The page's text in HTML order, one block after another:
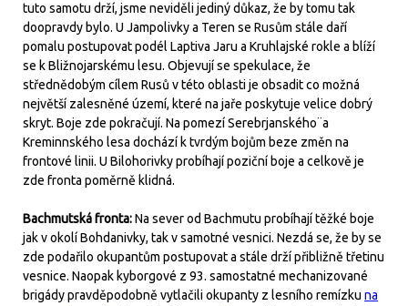
tuto samotu drží, jsme neviděli jediný důkaz, že by tomu tak
doopravdy bylo. U Jampolivky a Teren se Rusům stále daří
pomalu postupovat podél Laptiva Jaru a Kruhlajské rokle a blíží
se k Bližnojarskému lesu. Objevují se spekulace, že
střednědobým cílem Rusů v této oblasti je obsadit co možná
největší zalesněné území, které na jaře poskytuje velice dobrý
skryt. Boje zde pokračují. Na pomezí Serebrjanského¨a
Kreminnského lesa dochází k tvrdým bojům beze změn na
frontové linii. U Bilohorivky probíhají poziční boje a celkově je
zde fronta poměrně klidná.
Bachmutská fronta:Na sever od Bachmutu probíhají těžké boje
jak v okolí Bohdanivky, tak v samotné vesnici. Nezdá se, že by se
zde podařilo okupantům postupovat a stále drží přibližně třetinu
vesnice. Naopak kyborgové z 93. samostatné mechanizované
brigády pravděpodobně vytlačili okupanty z lesního remízku na